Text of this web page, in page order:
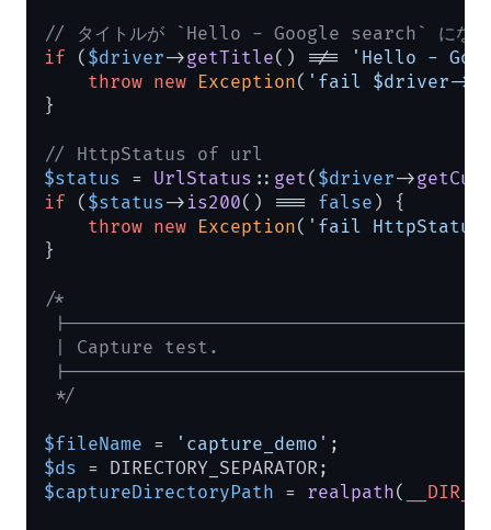
// タイトルが `Hello - Google search` になっ
if ( $driver->getTitle() !==
'Hello -
throw new Exception( 'fail $driver-
}
// HttpStatus of url
$status = UrlStatus :: get( $driver->
if ( $status-> is200() === false ) {
throw new Exception( 'fail
}
/*
| Capture test.
*/
$fileName = 'capture_demo'
$ds
$captureDirectoryPath = realpath( __DIR__